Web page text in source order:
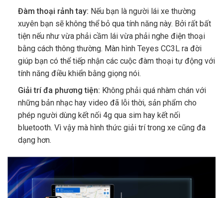
Đàm thoại rảnh tay: Nếu bạn là người lái xe thường
xuyên bạn sẽ không thể bỏ qua tính năng này. Bởi rất bất
tiện nếu như vừa phải cầm lái vừa phải nghe điện thoại
bằng cách thông thường. Màn hình Teyes CC3L ra đời
giúp bạn có thể tiếp nhận các cuộc đàm thoại tự động với
tính năng điều khiển bằng giọng nói.
Giải trí đa phương tiện: Không phải quá nhàm chán với
những bản nhạc hay video đã lỗi thời, sản phẩm cho
phép người dùng kết nối 4g qua sim hay kết nối
bluetooth. Vì vậy mà hình thức giải trí trong xe cũng đa
dạng hơn.